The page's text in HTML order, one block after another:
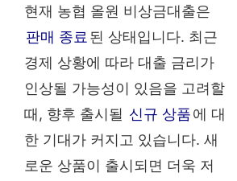
현재 농협 올원 비상금대출은
판매 종료 된 상태입니다. 최근
경제 상황에 따라 대출 금리가
인상될 가능성이 있음을 고려할
때, 향후 출시될 신규 상품에 대
한 기대가 커지고 있습니다. 새
로운 상품이 출시되면 더욱 저